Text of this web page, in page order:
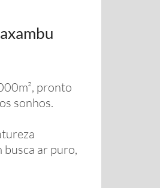
pronto
sonhos.
ar puro,